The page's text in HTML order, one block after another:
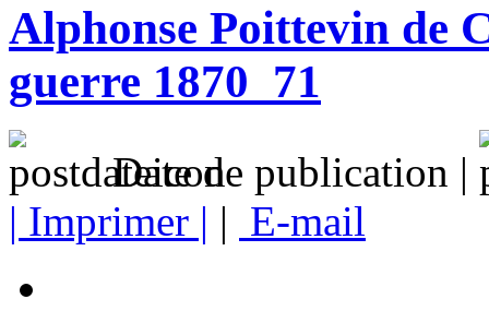
Alphonse Poittevin de
guerre 1870_71
Date de publication |
| Imprimer | | E-mail